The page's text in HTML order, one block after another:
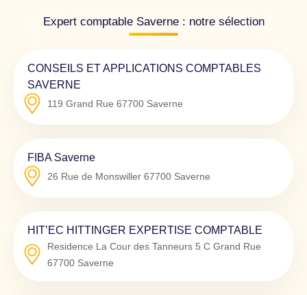
Expert comptable Saverne : notre sélection
CONSEILS ET APPLICATIONS COMPTABLES
SAVERNE
119 Grand Rue 67700 Saverne
FIBA Saverne
26 Rue de Monswiller 67700 Saverne
HIT’EC HITTINGER EXPERTISE COMPTABLE
Residence La Cour des Tanneurs 5 C Grand Rue
67700 Saverne